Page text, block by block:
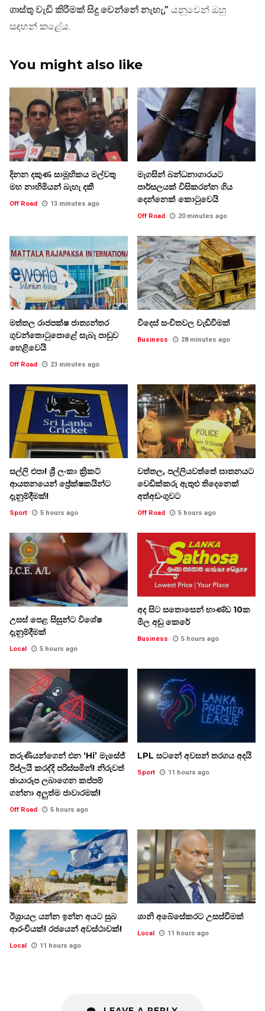
ගාස්තු වැඩි කිරීමක් සිදු වෙන්නේ නැහැ,” යනුවෙන් ඔහු
සඳහන් කළේය.
You might also like
දිනන දකුණ සාමූහිකය මල්වතු
මහ නාහිමියන් බැහැ දකී
Off Road 13 minutes ago
මැගසින් බන්ධනාගාරයට
පාර්සලයක් විසිකරන්න ගිය
දෙන්නෙක් කොටුවෙයි
Off Road 20 minutes ago
මත්තල රාජපක්ෂ ජාත්‍යන්තර
ගුවන්තොටුපොළේ සැබෑ පාඩුව
හෙළිවෙයි
Off Road 23 minutes ago
විදෙස් සංචිතවල වැඩිවීමක්
Business 28 minutes ago
සල්ලි එපා! ශ්‍රී ලංකා ක්‍රිකට්
ආයතනයෙන් ප්‍රේක්ෂකයින්ට
දැනුම්දීමක්!
Sport 5 hours ago
වත්තල, පල්ලියවත්තේ ඝාතනයට
වෙඩික්කරු ඇතුළු තිදෙනෙක්
අත්අඩංගුවට
Off Road 5 hours ago
උසස් පෙළ සිසුන්ට විශේෂ
දැනුම්දීමක්
Local 5 hours ago
අද සිට සතොසෙන් භාණ්ඩ 10ක
මිල අඩු කෙරේ
Business 5 hours ago
තරුණියන්ගෙන් එන ‘Hi’ මැසේජ්
රිප්ලයි කරද්දි පරිස්සමින්! නිරුවත්
ඡායාරූප ලබාගෙන කප්පම්
ගන්නා අලුත්ම ජාවාරමක්!
Off Road 5 hours ago
LPL සටනේ අවසන් තරගය අදයි
Sport 11 hours ago
ඊශ්‍රායල යන්න ඉන්න අයට සුබ
ආරංචියක්! ‍රජයෙන් අවස්ථාවක්!
Local 11 hours ago
ශානි අබේසේකරට උසස්වීමක්
Local 11 hours ago